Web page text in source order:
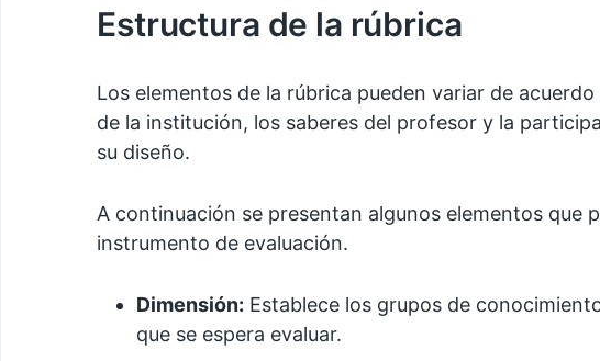
Estructura de la rúbrica
Los elementos de la rúbrica pueden variar de
de la institución, los saberes del profesor y la
su diseño.
A continuación se presentan algunos elementos que
instrumento de evaluación.
Dimensión: Establece los grupos de
que se espera evaluar.